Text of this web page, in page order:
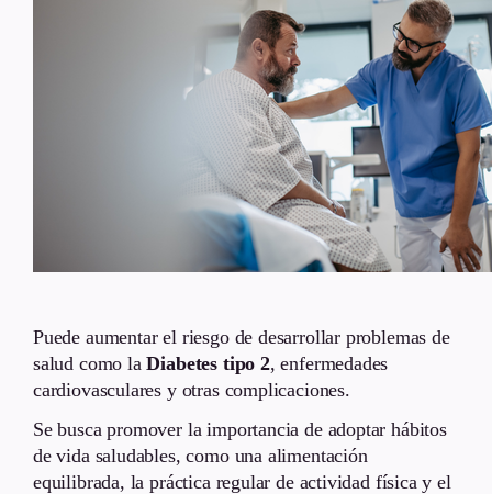
Puede aumentar el riesgo de desarrollar problemas de
salud como laDiabetes tipo 2, enfermedades
cardiovasculares y otras complicaciones.
Se busca promover la importancia de adoptar hábitos
de vida saludables, como una alimentación
equilibrada, la práctica regular de actividad física y el